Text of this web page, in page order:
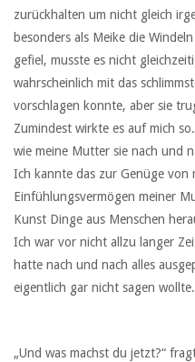
zurückhalten um nicht gleich
besonders als Meike die
gefiel, musste es nicht
wahrscheinlich mit das
vorschlagen konnte, aber sie
Zumindest wirkte es auf mich
wie meine Mutter sie nach und
Ich kannte das zur Genüge von
Einfühlungsvermögen meiner
Kunst Dinge aus Menschen
Ich war vor nicht allzu langer
hatte nach und nach alles
eigentlich gar nicht sagen wollte.
„Und was machst du jetzt?“